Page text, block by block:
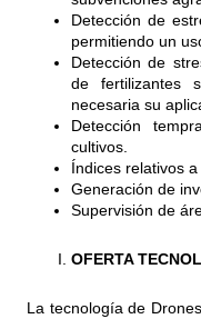
Detección de
permitiendo un
Detección de
de
necesaria su
Detección
cultivos.
Índices relativos
Generación de
Supervisión de
OFERTA
La tecnología de